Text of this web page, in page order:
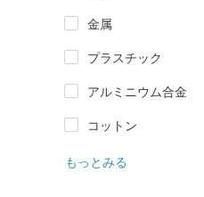
金属
プラスチック
アルミニウム合金
コットン
もっとみる